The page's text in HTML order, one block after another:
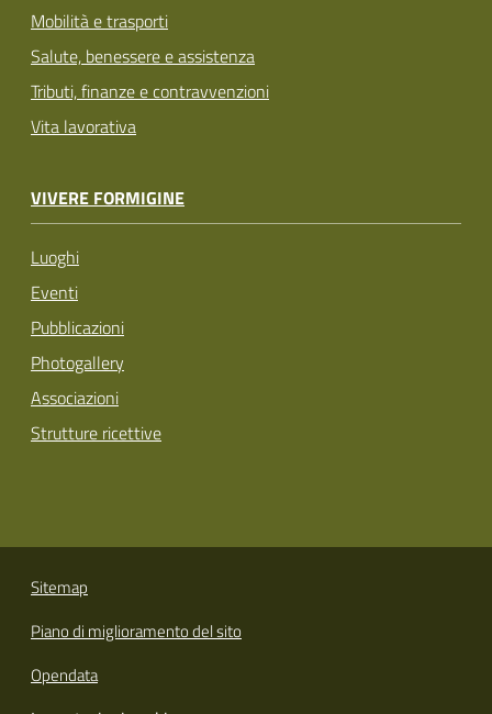
Mobilità e trasporti
Salute, benessere e assistenza
Tributi, finanze e contravvenzioni
Vita lavorativa
VIVERE FORMIGINE
Luoghi
Eventi
Pubblicazioni
Photogallery
Associazioni
Strutture ricettive
Sitemap
Piano di miglioramento del sito
Opendata